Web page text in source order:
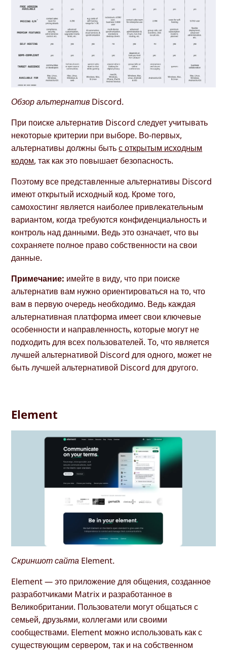
Обзор альтернатив Discord.
При поиске альтернатив Discord следует учитывать
некоторые критерии при выборе. Во-первых,
альтернативы должны бытьс открытым исходным
кодом, так как это повышает безопасность.
Поэтому все представленные альтернативы Discord
имеют открытый исходный код. Кроме того,
самохостинг является наиболее привлекательным
вариантом, когда требуются конфиденциальность и
контроль над данными. Ведь это означает, что вы
сохраняете полное право собственности на свои
данные.
Примечание: имейте в виду, что при поиске
альтернатив вам нужно ориентироваться на то, что
вам в первую очередь необходимо. Ведь каждая
альтернативная платформа имеет свои ключевые
особенности и направленность, которые могут не
подходить для всех пользователей. То, что является
лучшей альтернативой Discord для одного, может не
быть лучшей альтернативой Discord для другого.
Element
Скриншот сайта Element.
Element — это приложение для общения, созданное
разработчиками Matrix и разработанное в
Великобритании. Пользователи могут общаться с
семьей, друзьями, коллегами или своими
сообществами. Element можно использовать как с
существующим сервером, так и на собственном